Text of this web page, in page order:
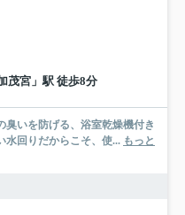
茂宮」駅 徒歩8分
いを防げる、浴室乾燥機付き
水回りだからこそ、使... もっと